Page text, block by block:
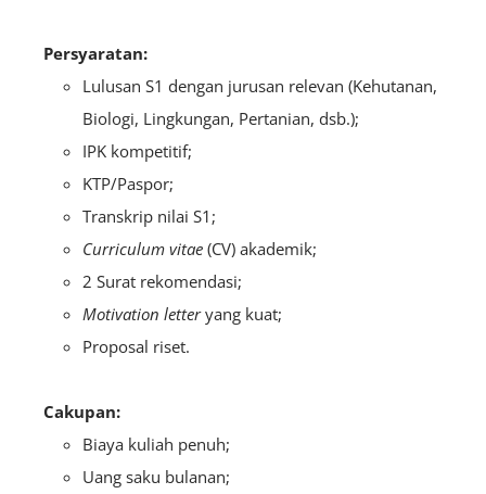
Persyaratan:
Lulusan S1 dengan jurusan relevan (Kehutanan,
Biologi, Lingkungan, Pertanian, dsb.);
IPK kompetitif;
KTP/Paspor;
Transkrip nilai S1;
Curriculum vitae (CV) akademik;
2 Surat rekomendasi;
Motivation letteryang kuat;
Proposal riset.
Cakupan:
Biaya kuliah penuh;
Uang saku bulanan;